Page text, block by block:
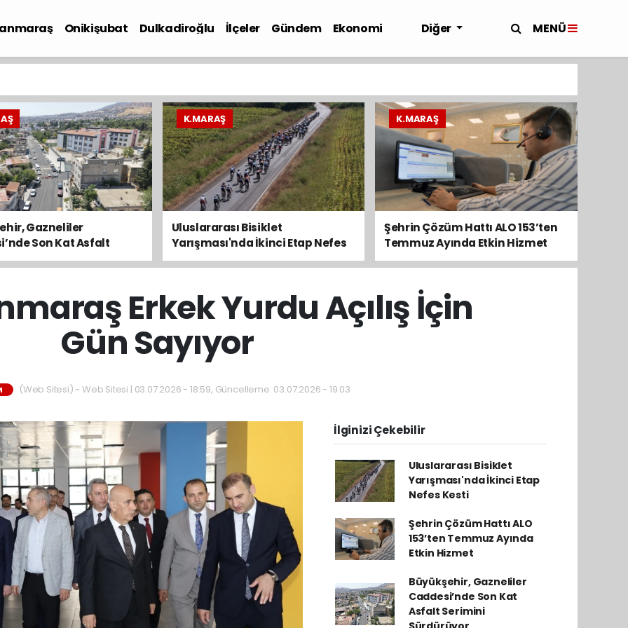
Onikişubat Dulkadiroğlu İlçeler Gündem
Ekonomi
Diğer MENÜ
Gazneliler
Son Kat Asfalt
Sürdürüyor
K.MARAŞ
Uluslararası Bisiklet
Yarışması'nda İkinci Etap Nefes
Kesti
K.MARAŞ
Şehrin Çözüm Hattı ALO 153’ten
Temmuz Ayında Etkin Hizmet
Erkek Yurdu Açılış İçin
Gün Sayıyor
(Web Sitesi) - Web Sitesi | 03.07.2026 - 18:59, Güncelleme: 03.07.2026 - 19:03
İlginizi Çekebilir
Uluslararası Bisiklet
Yarışması'nda İkinci Etap
Nefes Kesti
Şehrin Çözüm Hattı ALO
153’ten Temmuz Ayında
Etkin Hizmet
Büyükşehir, Gazneliler
Caddesi’nde Son Kat
Asfalt Serimini